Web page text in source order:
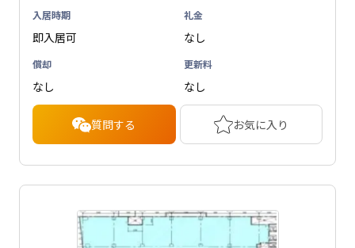
入居時期
即入居可
礼金
なし
償却
なし
更新料
なし
質問する お気に入り